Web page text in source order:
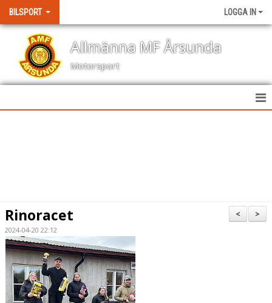
BILSPORT LOGGA IN
Allmänna MF Årsunda
Motorsport
KONTAKT
RESULTAT TÄVLINGAR
DOKUMENT
>
<
Rinoracet
2024-04-20 22:12